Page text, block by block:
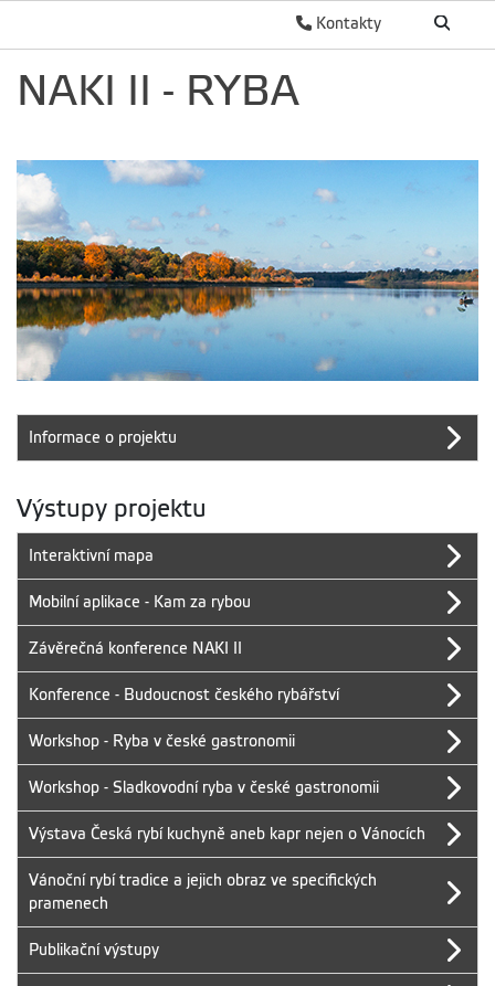
Kontakty
NAKI II - RYBA
Informace o projektu
Výstupy projektu
Interaktivní mapa
Mobilní aplikace - Kam za rybou
Závěrečná konference NAKI II
Konference - Budoucnost českého rybářství
Workshop - Ryba v české gastronomii
Workshop - Sladkovodní ryba v české gastronomii
Výstava Česká rybí kuchyně aneb kapr nejen o Vánocích
Vánoční rybí tradice a jejich obraz ve specifických
pramenech
Publikační výstupy